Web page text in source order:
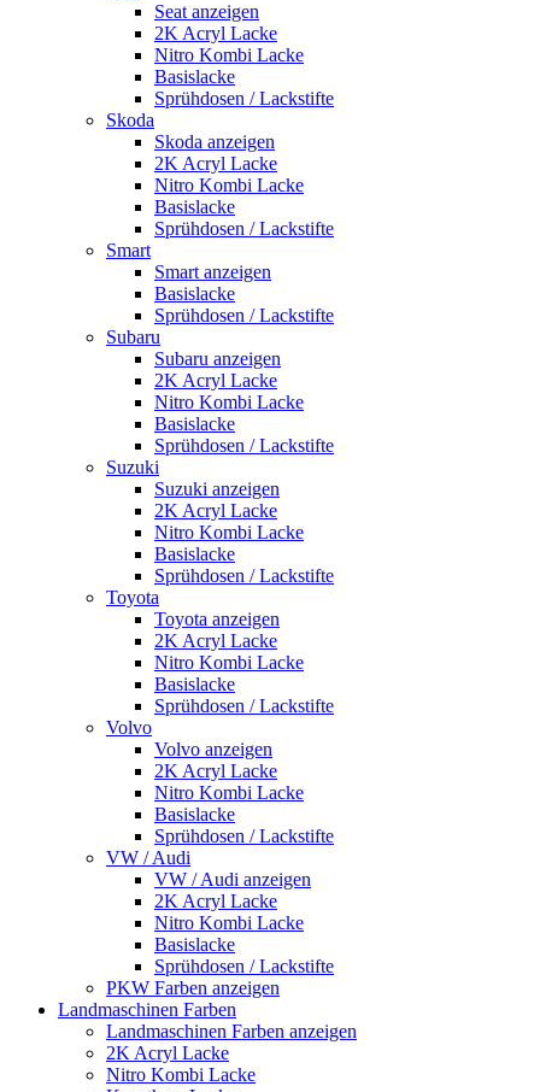
Seat anzeigen
2K Acryl Lacke
Nitro Kombi Lacke
Basislacke
Sprühdosen / Lackstifte
Skoda
Skoda anzeigen
2K Acryl Lacke
Nitro Kombi Lacke
Basislacke
Sprühdosen / Lackstifte
Smart
Smart anzeigen
Basislacke
Sprühdosen / Lackstifte
Subaru
Subaru anzeigen
2K Acryl Lacke
Nitro Kombi Lacke
Basislacke
Sprühdosen / Lackstifte
Suzuki
Suzuki anzeigen
2K Acryl Lacke
Nitro Kombi Lacke
Basislacke
Sprühdosen / Lackstifte
Toyota
Toyota anzeigen
2K Acryl Lacke
Nitro Kombi Lacke
Basislacke
Sprühdosen / Lackstifte
Volvo
Volvo anzeigen
2K Acryl Lacke
Nitro Kombi Lacke
Basislacke
Sprühdosen / Lackstifte
VW / Audi
VW / Audi anzeigen
2K Acryl Lacke
Nitro Kombi Lacke
Basislacke
Sprühdosen / Lackstifte
PKW Farben anzeigen
Landmaschinen Farben
Landmaschinen Farben anzeigen
2K Acryl Lacke
Nitro Kombi Lacke